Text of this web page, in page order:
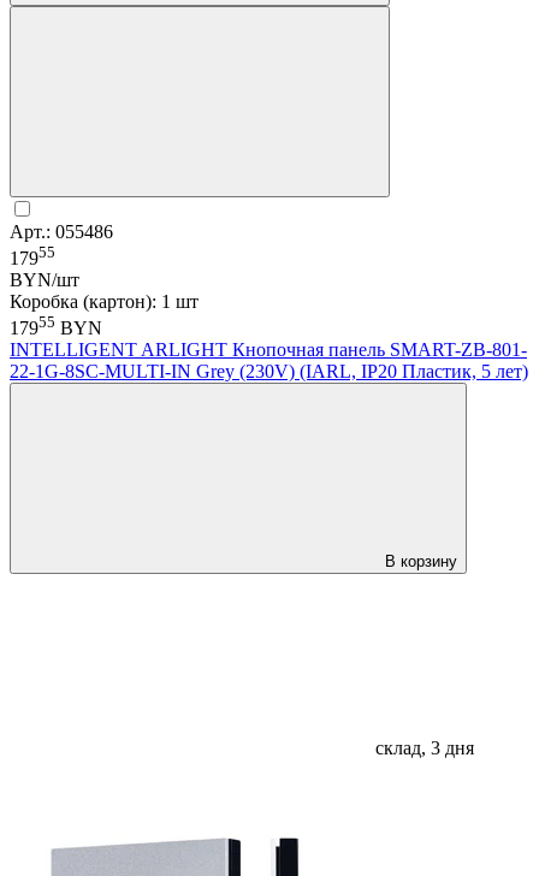
Арт.: 055486
17955
BYN/шт
Коробка (картон): 1 шт
17955 BYN
INTELLIGENT ARLIGHT Кнопочная панель SMART-ZB-801-
22-1G-8SC-MULTI-IN Grey (230V) (IARL, IP20 Пластик, 5 лет)
В корзину
склад, 3 дня